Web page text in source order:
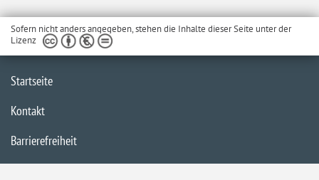
Sofern nicht anders angegeben, stehen die Inhalte dieser Seite unter der
Lizenz
Startseite
Kontakt
Barrierefreiheit